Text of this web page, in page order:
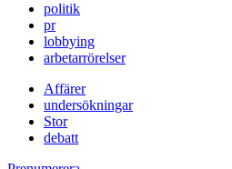
politik
pr
lobbying
arbetarrörelser
Affärer
undersökningar
Stor
debatt